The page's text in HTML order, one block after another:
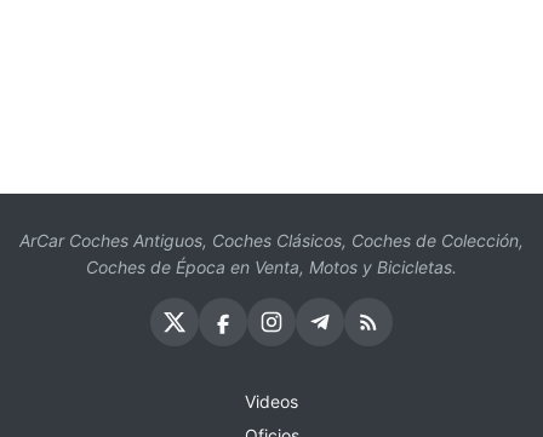
ArCar Coches Antiguos, Coches Clásicos, Coches de Colección,
Coches de Época en Venta, Motos y Bicicletas.
Videos